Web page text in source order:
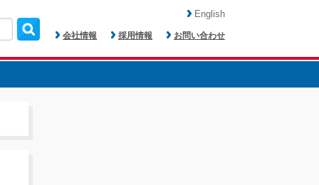
会社情報 採用情報 お問い合わせ
English